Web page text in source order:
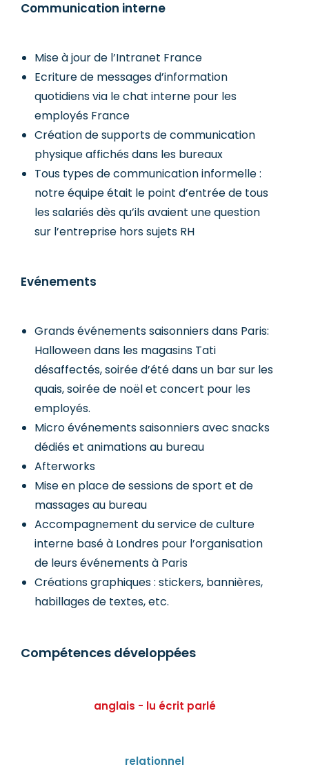
Communication interne
Mise à jour de l’Intranet France
Ecriture de messages d’information
quotidiens via le chat interne pour les
employés France
Création de supports de communication
physique affichés dans les bureaux
Tous types de communication informelle :
notre équipe était le point d’entrée de tous
les salariés dès qu’ils avaient une question
sur l’entreprise hors sujets RH
Evénements
Grands événements saisonniers dans Paris:
Halloween dans les magasins Tati
désaffectés, soirée d’été dans un bar sur les
quais, soirée de noël et concert pour les
employés.
Micro événements saisonniers avec snacks
dédiés et animations au bureau
Afterworks
Mise en place de sessions de sport et de
massages au bureau
Accompagnement du service de culture
interne basé à Londres pour l’organisation
de leurs événements à Paris
Créations graphiques : stickers, bannières,
habillages de textes, etc.
Compétences développées
anglais - lu écrit parlé
relationnel